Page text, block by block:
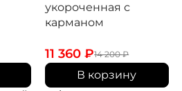
укороченная с
карманом
14 200₽
11 360₽
В корзину